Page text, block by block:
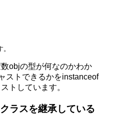
objの型が何なのかわか
ストできるかをinstanceof
トしています。
ラスを継承している